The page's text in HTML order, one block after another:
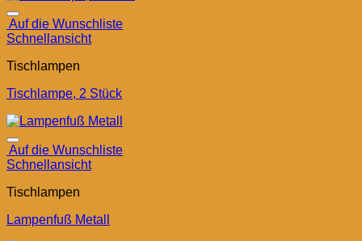
Auf die Wunschliste
Schnellansicht
Tischlampen
Tischlampe, 2 Stück
Auf die Wunschliste
Schnellansicht
Tischlampen
Lampenfuß Metall